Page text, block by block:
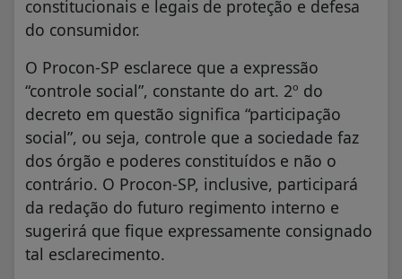
constitucionais e legais de proteção e defesa
do consumidor.
O Procon-SP esclarece que a expressão
“controle social”, constante do art. 2º do
decreto em questão significa “participação
social”, ou seja, controle que a sociedade faz
dos órgão e poderes constituídos e não o
contrário. O Procon-SP, inclusive, participará
da redação do futuro regimento interno e
sugerirá que fique expressamente consignado
tal esclarecimento.